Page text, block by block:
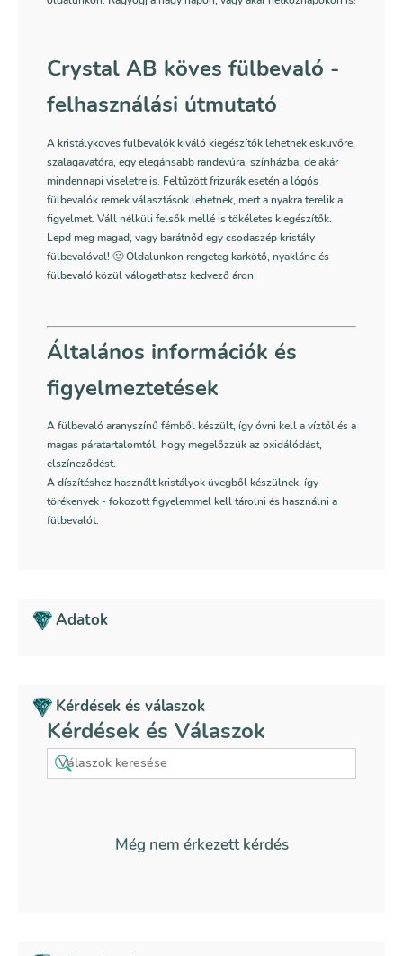
Crystal AB köves fülbevaló -
felhasználási útmutató
A kristályköves fülbevalók kiváló kiegészítők lehetnek esküvőre,
szalagavatóra, egy elegánsabb randevúra, színházba, de akár
mindennapi viseletre is. Feltűzött frizurák esetén a lógós
fülbevalók remek választások lehetnek, mert a nyakra terelik a
figyelmet. Váll nélküli felsők mellé is tökéletes kiegészítők.
Lepd meg magad, vagy barátnőd egy csodaszép kristály
fülbevalóval! 🙂 Oldalunkon rengeteg karkötő, nyaklánc és
fülbevaló közül válogathatsz kedvező áron.
Általános információk és
figyelmeztetések
A fülbevaló aranyszínű fémből készült, így óvni kell a víztől és a
magas páratartalomtól, hogy megelőzzük az oxidálódást,
elszíneződést.
A díszítéshez használt kristályok üvegből készülnek, így
törékenyek - fokozott figyelemmel kell tárolni és használni a
fülbevalót.
Adatok
Kérdések és válaszok
Kérdések és Válaszok
Még nem érkezett kérdés